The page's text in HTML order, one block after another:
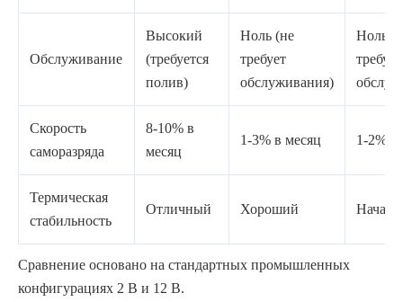
Обслуживание
Высокий
(требуется
полив)
Ноль (не
требует
обслуживания)
Ноль
требует
Скорость
саморазряда
8-10% в
месяц
1-3% в месяц 1-2% в
Термическая
стабильность
Отличный Хороший
Сравнение основано на стандартных промышленных
конфигурациях 2 В и 12 В.